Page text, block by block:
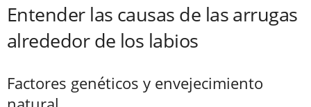
Entender las causas de las arrugas
alrededor de los labios
Factores genéticos y envejecimiento